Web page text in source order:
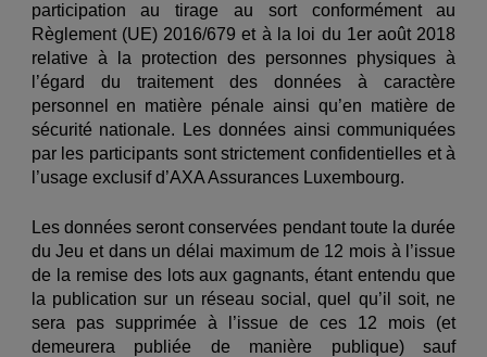
participation au tirage au sort conformément au
Règlement (UE) 2016/679 et à la loi du 1er août 2018
relative à la protection des personnes physiques à
l’égard du traitement des données à caractère
personnel en matière pénale ainsi qu’en matière de
sécurité nationale. Les données ainsi communiquées
par les participants sont strictement confidentielles et à
l’usage exclusif d’AXA Assurances Luxembourg.
Les données seront conservées pendant toute la durée
du Jeu et dans un délai maximum de 12 mois à l’issue
de la remise des lots aux gagnants, étant entendu que
la publication sur un réseau social, quel qu’il soit, ne
sera pas supprimée à l’issue de ces 12 mois (et
demeurera publiée de manière publique) sauf